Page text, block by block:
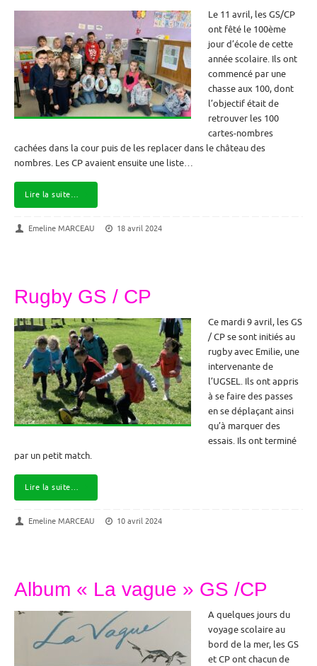
Le 11 avril, les GS/CP
ont fêté le 100ème
jour d’école de cette
année scolaire. Ils ont
commencé par une
chasse aux 100, dont
l’objectif était de
retrouver les 100
cartes-nombres
cachées dans la cour puis de les replacer dans le château des
nombres. Les CP avaient ensuite une liste…
Lire la suite…
Emeline MARCEAU 18 avril 2024
Rugby GS / CP
Ce mardi 9 avril, les GS
/ CP se sont initiés au
rugby avec Emilie, une
intervenante de
l’UGSEL. Ils ont appris
à se faire des passes
en se déplaçant ainsi
qu’à marquer des
essais. Ils ont terminé
par un petit match.
Lire la suite…
Emeline MARCEAU 10 avril 2024
Album « La vague » GS /CP
A quelques jours du
voyage scolaire au
bord de la mer, les GS
et CP ont chacun de